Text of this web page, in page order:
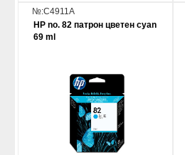
№:C4911A
HP no. 82 патрон цветен cyan
69 ml